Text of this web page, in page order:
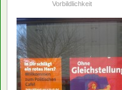
Vorbildlichkeit